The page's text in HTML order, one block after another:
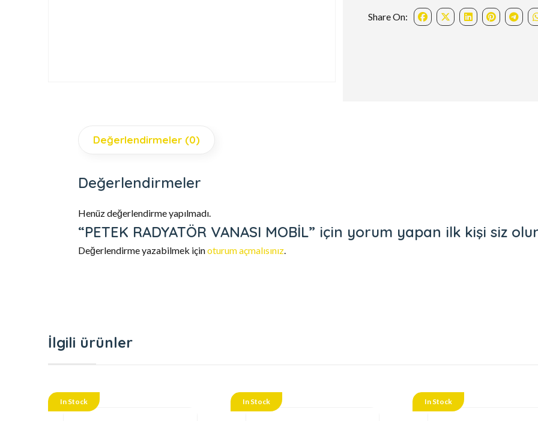
Share On:
Değerlendirmeler (0)
Değerlendirmeler
Henüz değerlendirme yapılmadı.
“PETEK RADYATÖR VANASI MOBİL” için yorum yapan ilk kişi siz
Değerlendirme yazabilmek içinoturum açmalısınız.
İlgili ürünler
In Stock In Stock In Stock